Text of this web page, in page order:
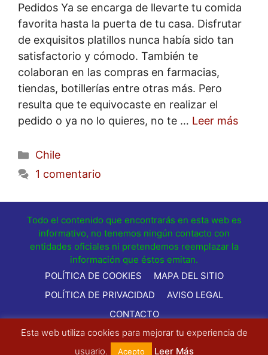
Pedidos Ya se encarga de llevarte tu comida
favorita hasta la puerta de tu casa. Disfrutar
de exquisitos platillos nunca había sido tan
satisfactorio y cómodo. También te
colaboran en las compras en farmacias,
tiendas, botillerías entre otras más. Pero
resulta que te equivocaste en realizar el
pedido o ya no lo quieres, no te … Leer más
Categorías
Chile
1 comentario
Todo el contenido que encontrarás en esta web es
informativo, no tenemos ningún contacto con
entidades oficiales ni pretendemos reemplazar la
información que éstos emitan.
POLÍTICA DE COOKIES
MAPA DEL SITIO
POLÍTICA DE PRIVACIDAD
AVISO LEGAL
CONTACTO
© 2021 - Comocancelarhoy.com - Todos los Derechos
Reservados
Esta web utiliza cookies para mejorar tu experiencia de
usuario.
Acepto Leer Más